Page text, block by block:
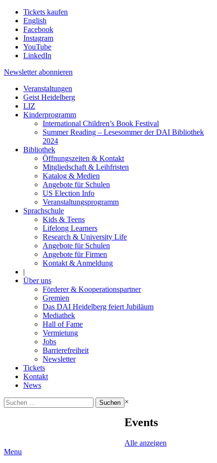
Tickets kaufen
English
Facebook
Instagram
YouTube
LinkedIn
Newsletter abonnieren
Veranstaltungen
Geist Heidelberg
LIZ
Kinderprogramm
International Children’s Book Festival
Summer Reading – Lesesommer der DAI Bibliothek
2024
Bibliothek
Öffnungszeiten & Kontakt
Mitgliedschaft & Leihfristen
Katalog & Medien
Angebote für Schulen
US Election Info
Veranstaltungsprogramm
Sprachschule
Kids & Teens
Lifelong Learners
Research & University Life
Angebote für Schulen
Angebote für Firmen
Kontakt & Anmeldung
|
Über uns
Förderer & Kooperationspartner
Gremien
Das DAI Heidelberg feiert Jubiläum
Mediathek
Hall of Fame
Vermietung
Jobs
Barrierefreiheit
Newsletter
Tickets
Kontakt
News
Suchen
nach:
×
Events
Alle anzeigen
Menu